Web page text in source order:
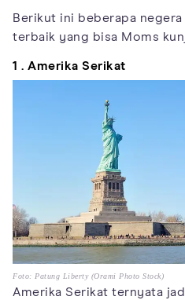
Berikut ini beberapa
terbaik yang bisa Moms
1 . Amerika Serikat
Foto: Patung Liberty (Orami Photo Stock)
Amerika Serikat ternyata